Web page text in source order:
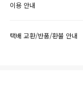
이용 안내
택배 교환/반품/환불 안내